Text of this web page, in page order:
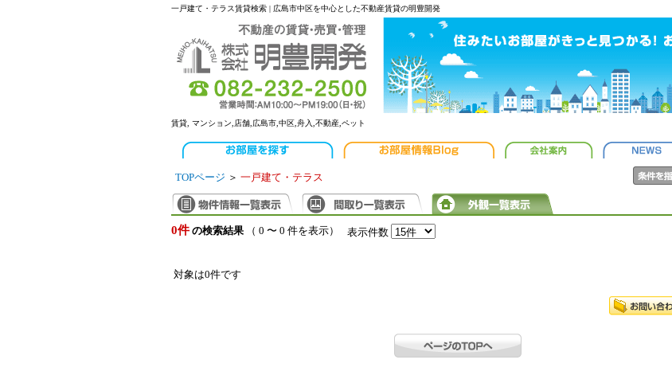
一戸建て・テラス賃貸検索 | 広島市中区を中心とした不動産賃貸の明豊開発
賃貸, マンション,店舗,広島市,中区,舟入,不動産,ペット
TOPページ ＞ 一戸建て・テラス
0件 の検索結果（ 0 〜 0 件を表示） 表示件数
対象は0件です